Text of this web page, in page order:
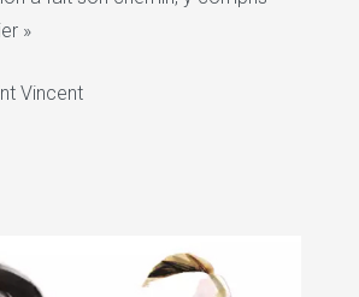
»
Vincent